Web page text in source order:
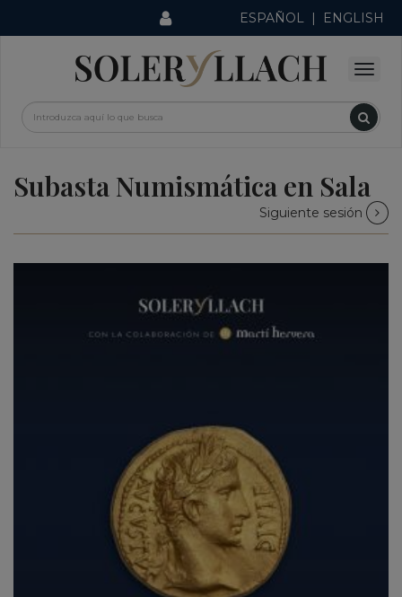
ESPAÑOL | ENGLISH
Subasta Numismática en Sala
Siguiente sesión